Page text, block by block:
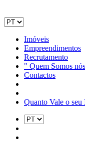
Imóveis
Empreendimentos
Recrutamento
" Quem Somos
Contactos
Quanto Vale o seu